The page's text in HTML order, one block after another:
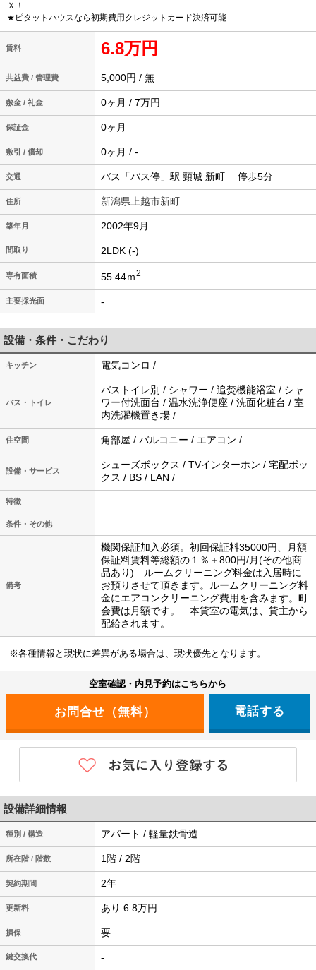
Ｘ！
★ピタットハウスなら初期費用クレジットカード決済可能
賃料 6.8万円
共益費 / 管理費 5,000円 / 無
敷金 / 礼金 0ヶ月 / 7万円
保証金 0ヶ月
敷引 / 償却 0ヶ月 / -
交通 バス「バス停」駅 頸城 新町 停歩5分
住所 新潟県上越市新町
築年月 2002年9月
間取り 2LDK (-)
専有面積 55.44ｍ2
主要採光面 -
設備・条件・こだわり
キッチン 電気コンロ /
バス・トイレ
バストイレ別 / シャワー / 追焚機能浴室 / シャ
ワー付洗面台 / 温水洗浄便座 / 洗面化粧台 / 室
内洗濯機置き場 /
住空間 角部屋 / バルコニー / エアコン /
設備・サービス
シューズボックス / TVインターホン / 宅配ボッ
クス / BS / LAN /
特徴
条件・その他
備考
機関保証加入必須。初回保証料35000円、月額
保証料賃料等総額の１％＋800円/月(その他商
品あり) ルームクリーニング料金は入居時に
お預りさせて頂きます。ルームクリーニング料
金にエアコンクリーニング費用を含みます。町
会費は月額です。 本貸室の電気は、貸主から
配給されます。
※各種情報と現状に差異がある場合は、現状優先となります。
空室確認・内見予約はこちらから
電話する
設備詳細情報
種別 / 構造 アパート / 軽量鉄骨造
所在階 / 階数 1階 / 2階
契約期間 2年
更新料 あり 6.8万円
損保 要
鍵交換代 -